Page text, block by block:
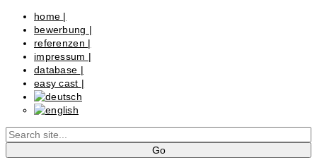
home |
bewerbung |
referenzen |
impressum |
database |
easy cast |